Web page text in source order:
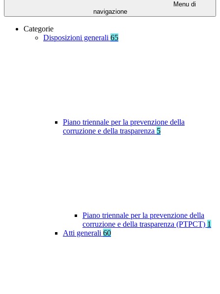
Menu di
navigazione
Categorie
Disposizioni generali 65
Piano triennale per la prevenzione della
corruzione e della trasparenza 5
Piano triennale per la prevenzione della
corruzione e della trasparenza (PTPCT) 1
Atti generali 60